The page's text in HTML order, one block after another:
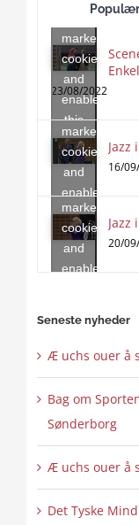
accept
marketing
cookies
and
enable
this
content
23/08/2022
Click
to
marketing
cookies
and
enable
this
content
Jazz
16/
Click
to
accept
marketing
cookies
and
enable
Jazz
20/
Seneste nyheder
Æ uchs ouer å
Bag om
Sønderborg
Æ uchs ouer å
Det Tyske